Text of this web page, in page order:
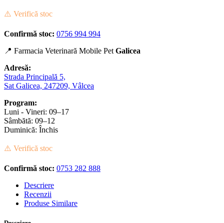
⚠️ Verifică stoc
Confirmă stoc: 0756 994 994
📍 Farmacia Veterinară Mobile Pet Galicea
Adresă:
Strada Principală 5,
Sat Galicea, 247209, Vâlcea
Program:
Luni - Vineri: 09–17
Sâmbătă: 09–12
Duminică: Închis
⚠️ Verifică stoc
Confirmă stoc: 0753 282 888
Descriere
Recenzii
Produse Similare